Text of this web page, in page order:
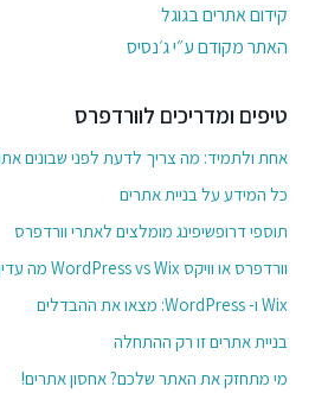
קידום אתרים בגוגל
האתר מקודם ע״י ג׳נסיס
טיפים ומדריכים לוורדפרס
אחת ולתמיד: מה צריך לדעת לפני שבונים
כל המידע על בניית אתרים
תוספי דרופשיפינג מומלצים לאתרי וורדפרס
וורדפרס או וויקס WordPress vs Wix מה עדיף?
Wix ו- WordPress: מצאו את ההבדלים
בניית אתרים זו רק ההתחלה
מי מתחזק את האתר שלכם? אחסון אתרים!